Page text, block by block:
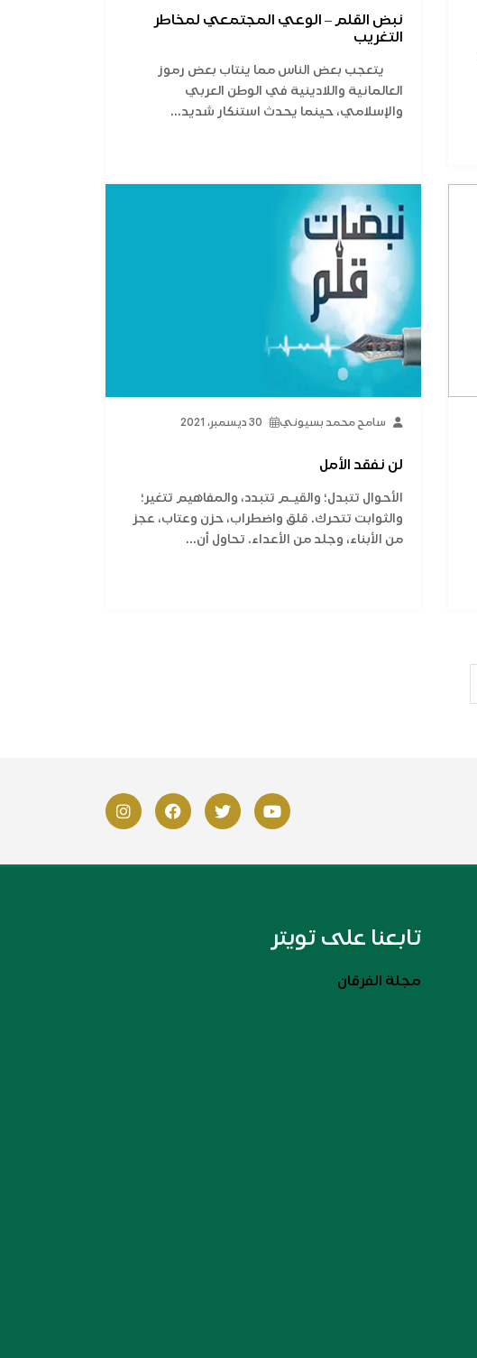
نبض القلم – الوعي المجتمعي لمخاطر
التغريب
يتعجب بعض الناس مما ينتاب بعض رموز
العالمانية واللادينية في الوطن العربي
والإسلامي، حينما يحدث استنكار شديد...
سامح محمد بسيوني 30 ديسمبر، 2021
لن نفقد الأمل
الأحوال تتبدل؛ والقيـم تتبدد، والمفاهيم تتغير؛
والثوابت تتحرك. قلق واضطراب، حزن وعتاب، عجز
من الأبناء، وجلد من الأعداء. تحاول أن...
تابعنا على تويتر
مجلة الفرقان